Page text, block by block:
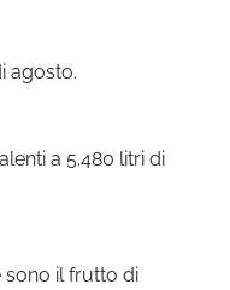
agosto.
a 5.480 litri di
sono il frutto di